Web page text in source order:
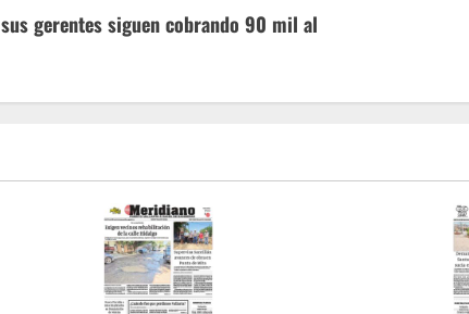
gerentes siguen cobrando 90 mil al